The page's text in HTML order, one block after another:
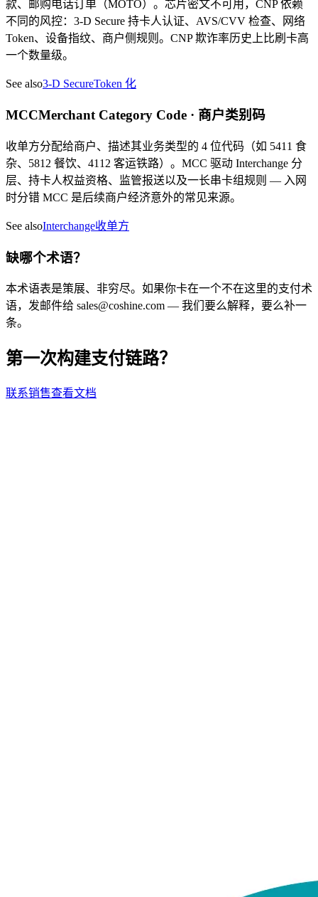
款、邮购电话订单（MOTO）。芯片密文不可用，CNP 依赖
不同的风控：3-D Secure 持卡人认证、AVS/CVV 检查、网络
Token、设备指纹、商户侧规则。CNP 欺诈率历史上比刷卡高
一个数量级。
See also3-D SecureToken 化
MCCMerchant Category Code · 商户类别码
收单方分配给商户、描述其业务类型的 4 位代码（如 5411 食
杂、5812 餐饮、4112 客运铁路）。MCC 驱动 Interchange 分
层、持卡人权益资格、监管报送以及一长串卡组规则 — 入网
时分错 MCC 是后续商户经济意外的常见来源。
See alsoInterchange收单方
缺哪个术语？
本术语表是策展、非穷尽。如果你卡在一个不在这里的支付术
语，发邮件给 sales@coshine.com — 我们要么解释，要么补一
条。
第一次构建支付链路？
联系销售查看文档